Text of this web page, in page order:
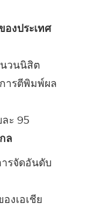
องประเทศ
นวนนิสิต
ารตีพิมพ์ผล
ะ 95
ล
รจัดอันดับ
งเอเชีย